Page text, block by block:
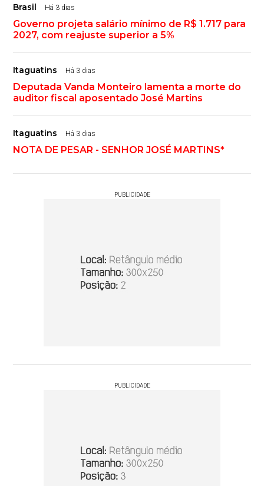
Brasil Há 3 dias
Governo projeta salário mínimo de R$ 1.717 para
2027, com reajuste superior a 5%
Itaguatins Há 3 dias
Deputada Vanda Monteiro lamenta a morte do
auditor fiscal aposentado José Martins
Itaguatins Há 3 dias
NOTA DE PESAR - SENHOR JOSÉ MARTINS*
PUBLICIDADE
PUBLICIDADE